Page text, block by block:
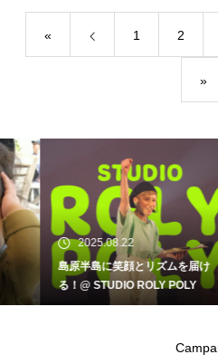
« 1 2
»
2025.08.22
島原半島に笑顔とリズムを届け
る！@ STUDIO ROLY POLY